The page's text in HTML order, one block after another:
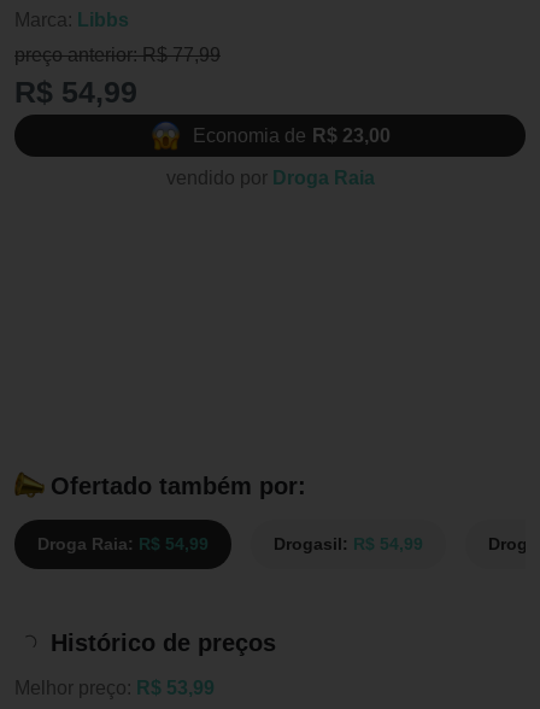
Marca: Libbs
preço anterior: R$ 77,99
R$ 54,99
Economia de R$ 23,00
vendido por Droga Raia
Ofertado também por:
Droga Raia: R$ 54,99 Drogasil: R$ 54,99
Histórico de preços
Melhor preço: R$ 53,99